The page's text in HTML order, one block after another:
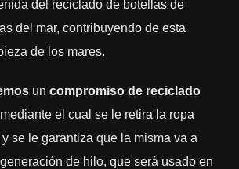
del reciclado de botellas de
del mar, contribuyendo de esta
de los mares.
un compromiso de reciclado
el cual se le retira la ropa
se le garantiza que la misma va a
de hilo, que será usado en